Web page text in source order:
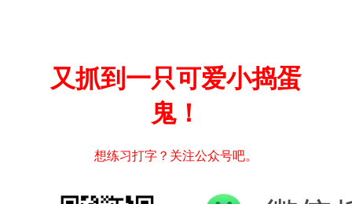
又抓到一只可爱小捣蛋
鬼！
想练习打字？关注公众号吧。